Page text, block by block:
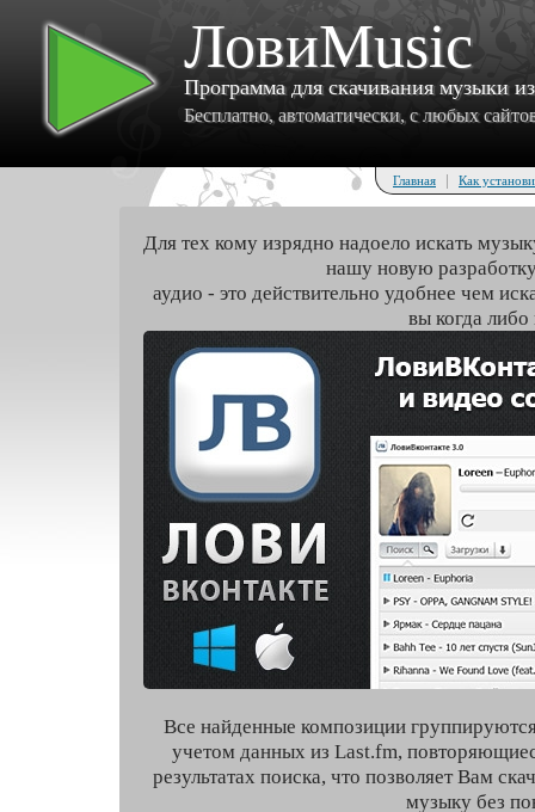
ЛовиMusic
Программа для скачивания музыки
Бесплатно, автоматически, с любых
Главная | Как
Для тех кому изрядно надоело искать
нашу новую
аудио - это действительно удобнее чем
вы когда либо
Все найденные композиции
учетом данных из Last.fm,
результатах поиска, что позволяет Вам
музыку без